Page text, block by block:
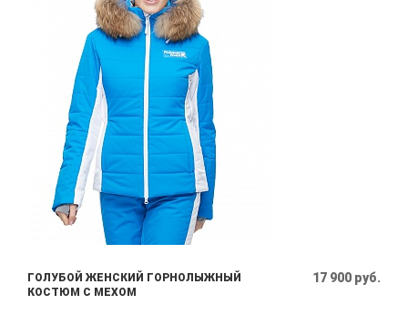
ГОЛУБОЙ ЖЕНСКИЙ ГОРНОЛЫЖНЫЙ
КОСТЮМ С МЕХОМ
17 900 руб.